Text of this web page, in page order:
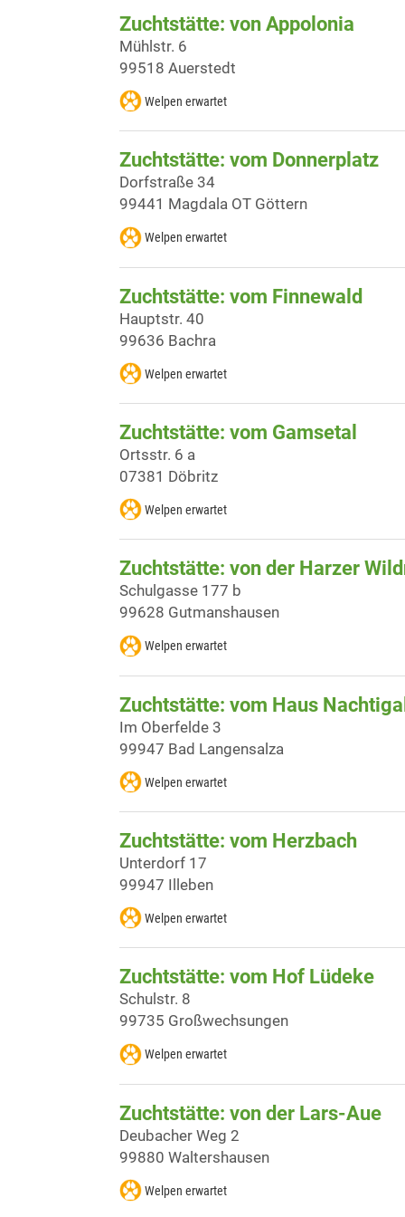
Zuchtstätte: von Appolonia
Mühlstr. 6
99518 Auerstedt
Welpen erwartet
Zuchtstätte: vom Donnerplatz
Dorfstraße 34
99441 Magdala OT Göttern
Welpen erwartet
Zuchtstätte: vom Finnewald
Hauptstr. 40
99636 Bachra
Welpen erwartet
Zuchtstätte: vom Gamsetal
Ortsstr. 6 a
07381 Döbritz
Welpen erwartet
Zuchtstätte: von der Harzer
Schulgasse 177 b
99628 Gutmanshausen
Welpen erwartet
Zuchtstätte: vom Haus Nachtigall
Im Oberfelde 3
99947 Bad Langensalza
Welpen erwartet
Zuchtstätte: vom Herzbach
Unterdorf 17
99947 Illeben
Welpen erwartet
Zuchtstätte: vom Hof Lüdeke
Schulstr. 8
99735 Großwechsungen
Welpen erwartet
Zuchtstätte: von der Lars-Aue
Deubacher Weg 2
99880 Waltershausen
Welpen erwartet